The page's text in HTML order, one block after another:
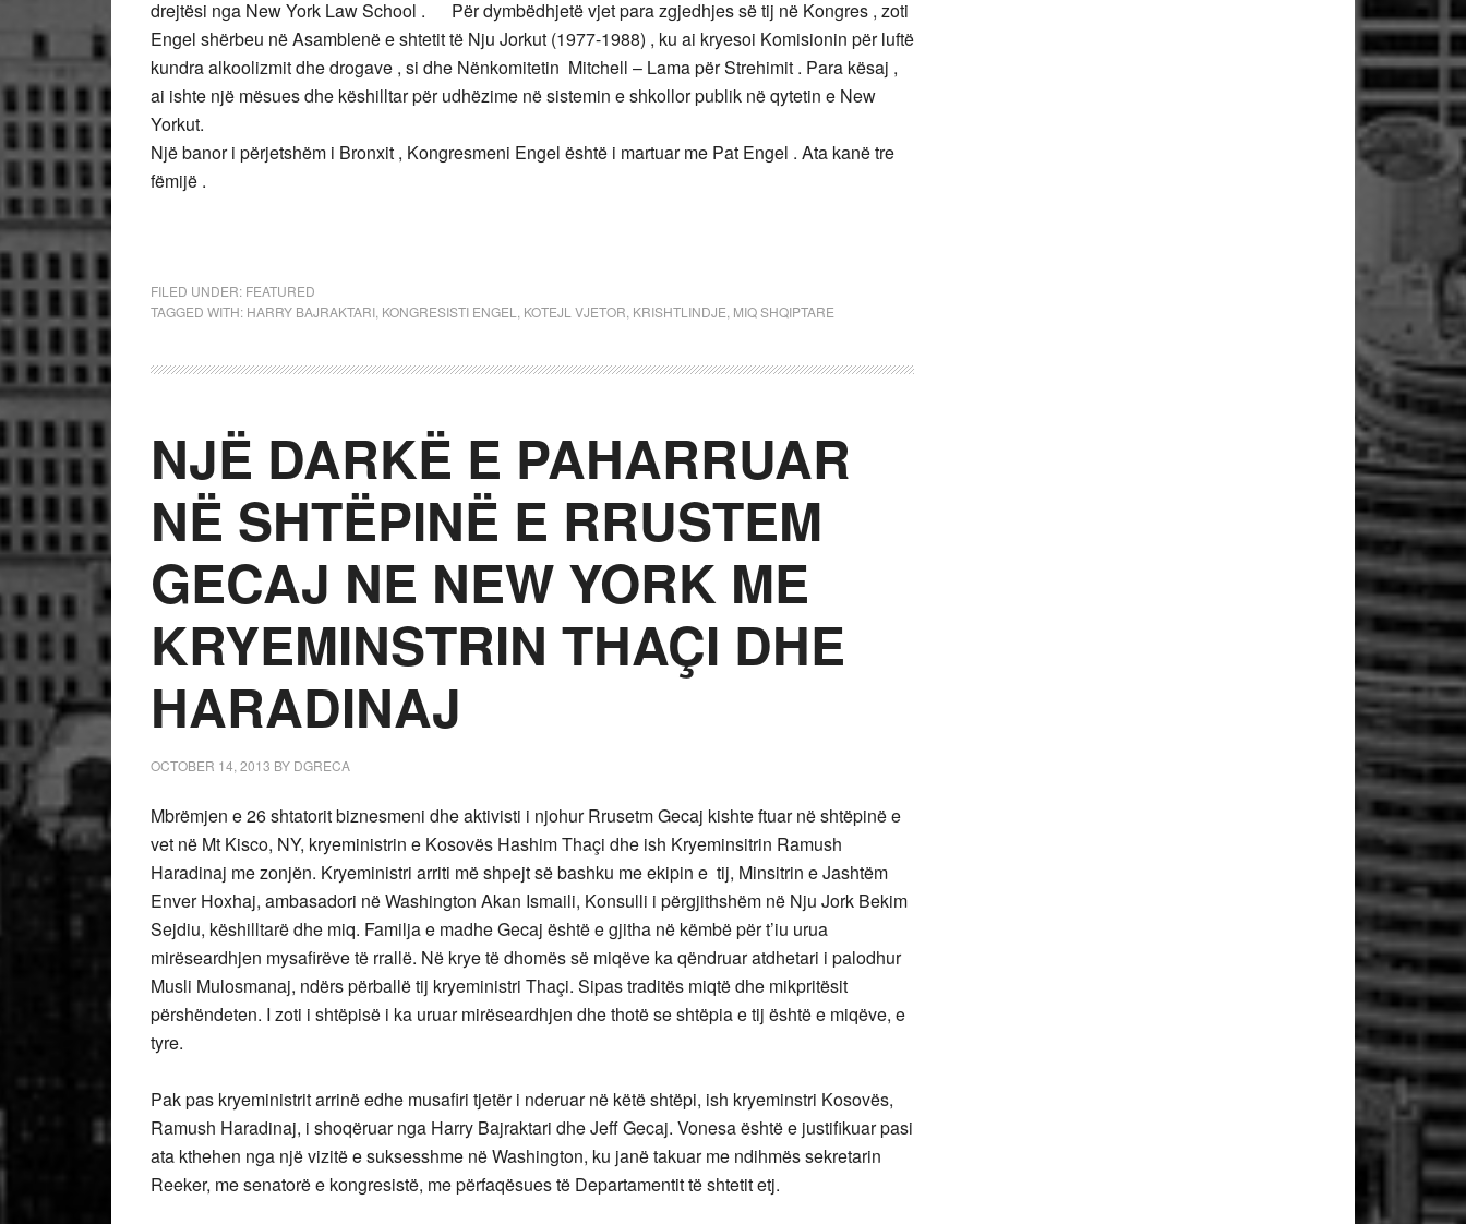
drejtësi nga New York Law School . Për dymbëdhjetë vjet para zgjedhjes së tij në Kongres , zoti
Engel shërbeu në Asamblenë e shtetit të Nju Jorkut (1977-1988) , ku ai kryesoi Komisionin për luftë
kundra alkoolizmit dhe drogave , si dhe Nënkomitetin Mitchell – Lama për Strehimit . Para kësaj ,
ai ishte një mësues dhe këshilltar për udhëzime në sistemin e shkollor publik në qytetin e New
Yorkut.
Një banor i përjetshëm i Bronxit , Kongresmeni Engel është i martuar me Pat Engel . Ata kanë tre
fëmijë .
FILED UNDER: FEATURED
TAGGED WITH: HARRY BAJRAKTARI KONGRESISTI ENGEL KOTEJL VJETOR KRISHTLINDJE MIQ SHQIPTARE
NJË DARKË E PAHARRUAR
NË SHTËPINË E RRUSTEM
GECAJ NE NEW YORK ME
KRYEMINSTRIN THAÇI DHE
HARADINAJ
OCTOBER 14, 2013 BY DGRECA
Mbrëmjen e 26 shtatorit biznesmeni dhe aktivisti i njohur Rrusetm Gecaj kishte ftuar në shtëpinë e
vet në Mt Kisco, NY, kryeministrin e Kosovës Hashim Thaçi dhe ish Kryeminsitrin Ramush
Haradinaj me zonjën. Kryeministri arriti më shpejt së bashku me ekipin e tij, Minsitrin e Jashtëm
Enver Hoxhaj, ambasadori në Washington Akan Ismaili, Konsulli i përgjithshëm në Nju Jork Bekim
Sejdiu, këshilltarë dhe miq. Familja e madhe Gecaj është e gjitha në këmbë për t’iu urua
mirëseardhjen mysafirëve të rrallë. Në krye të dhomës së miqëve ka qëndruar atdhetari i palodhur
Musli Mulosmanaj, ndërs përballë tij kryeministri Thaçi. Sipas traditës miqtë dhe mikpritësit
përshëndeten. I zoti i shtëpisë i ka uruar mirëseardhjen dhe thotë se shtëpia e tij është e miqëve, e
tyre.
Pak pas kryeministrit arrinë edhe musafiri tjetër i nderuar në këtë shtëpi, ish kryeminstri Kosovës,
Ramush Haradinaj, i shoqëruar nga Harry Bajraktari dhe Jeff Gecaj. Vonesa është e justifikuar pasi
ata kthehen nga një vizitë e suksesshme në Washington, ku janë takuar me ndihmës sekretarin
Reeker, me senatorë e kongresistë, me përfaqësues të Departamentit të shtetit etj.